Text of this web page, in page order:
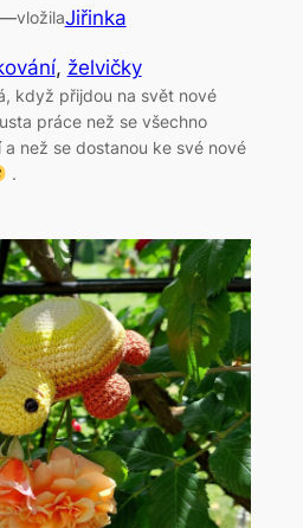
vložilaJiřinka
, želvičky
když přijdou na svět nové
práce než se všechno
než se dostanou ke své nové
.